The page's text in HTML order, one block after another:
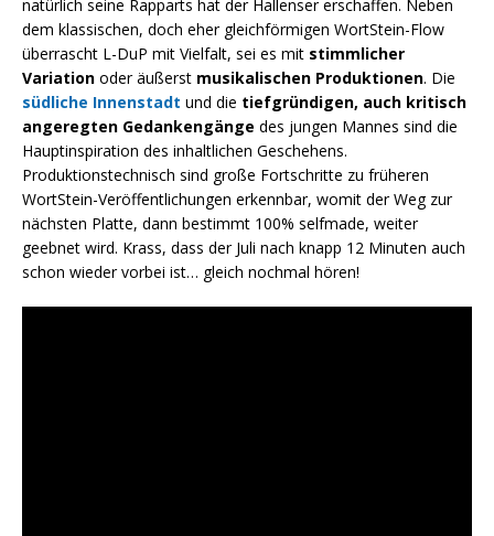
natürlich seine Rapparts hat der Hallenser erschaffen. Neben
dem klassischen, doch eher gleichförmigen WortStein-Flow
überrascht L-DuP mit Vielfalt, sei es mit stimmlicher
Variation oder äußerst musikalischen Produktionen. Die
südliche Innenstadt und die tiefgründigen, auch kritisch
angeregten Gedankengänge des jungen Mannes sind die
Hauptinspiration des inhaltlichen Geschehens.
Produktionstechnisch sind große Fortschritte zu früheren
WortStein-Veröffentlichungen erkennbar, womit der Weg zur
nächsten Platte, dann bestimmt 100% selfmade, weiter
geebnet wird. Krass, dass der Juli nach knapp 12 Minuten auch
schon wieder vorbei ist… gleich nochmal hören!